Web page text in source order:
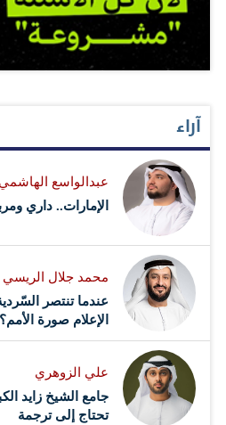
آراء
عبدالواسع الهاشمي
الإمارات.. داري
محمد جلال الريسي
عندما تنتصر
الإعلام صورة الأمم؟
علي الزوهري
جامع الشيخ زايد
تحتاج إلى ترجمة